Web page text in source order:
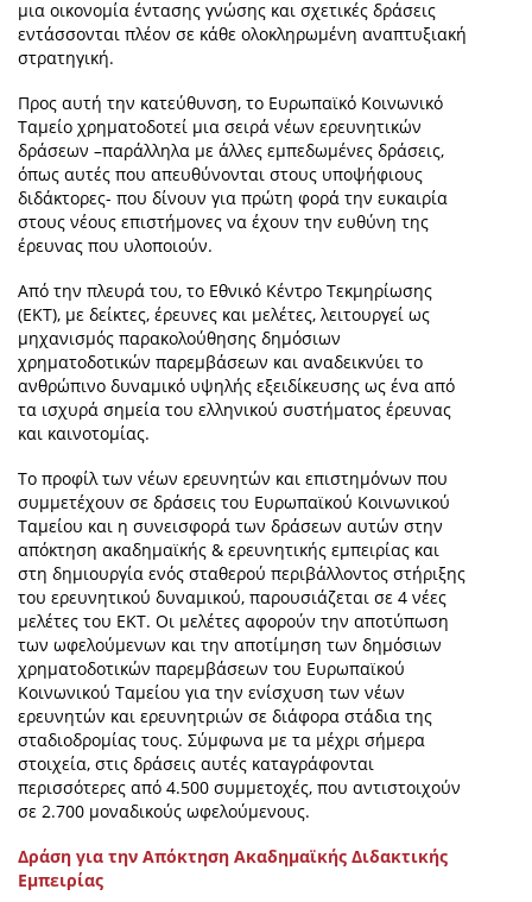
μια οικονομία έντασης γνώσης και σχετικές δράσεις
εντάσσονται πλέον σε κάθε ολοκληρωμένη αναπτυξιακή
στρατηγική.
Προς αυτή την κατεύθυνση, το Ευρωπαϊκό Κοινωνικό
Ταμείο χρηματοδοτεί μια σειρά νέων ερευνητικών
δράσεων –παράλληλα με άλλες εμπεδωμένες δράσεις,
όπως αυτές που απευθύνονται στους υποψήφιους
διδάκτορες- που δίνουν για πρώτη φορά την ευκαιρία
στους νέους επιστήμονες να έχουν την ευθύνη της
έρευνας που υλοποιούν.
Από την πλευρά του, το Εθνικό Κέντρο Τεκμηρίωσης
(ΕΚΤ), με δείκτες, έρευνες και μελέτες, λειτουργεί ως
μηχανισμός παρακολούθησης δημόσιων
χρηματοδοτικών παρεμβάσεων και αναδεικνύει το
ανθρώπινο δυναμικό υψηλής εξειδίκευσης ως ένα από
τα ισχυρά σημεία του ελληνικού συστήματος έρευνας
και καινοτομίας.
Το προφίλ των νέων ερευνητών και επιστημόνων που
συμμετέχουν σε δράσεις του Ευρωπαϊκού Κοινωνικού
Ταμείου και η συνεισφορά των δράσεων αυτών στην
απόκτηση ακαδημαϊκής & ερευνητικής εμπειρίας και
στη δημιουργία ενός σταθερού περιβάλλοντος στήριξης
του ερευνητικού δυναμικού, παρουσιάζεται σε 4 νέες
μελέτες του ΕΚΤ. Οι μελέτες αφορούν την αποτύπωση
των ωφελούμενων και την αποτίμηση των δημόσιων
χρηματοδοτικών παρεμβάσεων του Ευρωπαϊκού
Κοινωνικού Ταμείου για την ενίσχυση των νέων
ερευνητών και ερευνητριών σε διάφορα στάδια της
σταδιοδρομίας τους. Σύμφωνα με τα μέχρι σήμερα
στοιχεία, στις δράσεις αυτές καταγράφονται
περισσότερες από 4.500 συμμετοχές, που αντιστοιχούν
σε 2.700 μοναδικούς ωφελούμενους.
Δράση για την Απόκτηση Ακαδημαϊκής Διδακτικής
Εμπειρίας